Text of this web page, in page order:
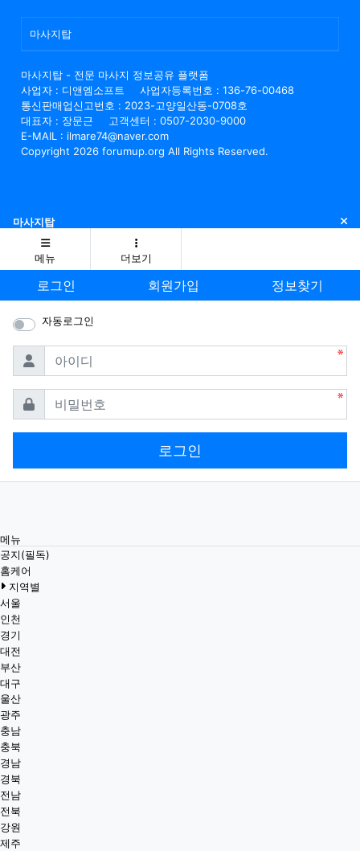
마사지탑
마사지탑 - 전문 마사지 정보공유 플랫폼
사업자 : 디앤엠소프트
사업자등록번호 : 136-76-00468
통신판매업신고번호 : 2023-고양일산동-0708호
대표자 : 장문근
고객센터 : 0507-2030-9000
E-MAIL : ilmare74@naver.com
Copyright 2026 forumup.org All Rights Reserved.
마사지탑 닫
메뉴 더보기
로그인 회원가입 정보찾기
자동로그인
아이디
비밀번호
로그인
메뉴
공지(필독)
홈케어
지역별
서울
인천
경기
대전
부산
대구
울산
광주
충남
충북
경남
경북
전남
전북
강원
제주